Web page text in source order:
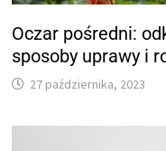
Oczar pośredni:
sposoby uprawy i
27 października, 2023